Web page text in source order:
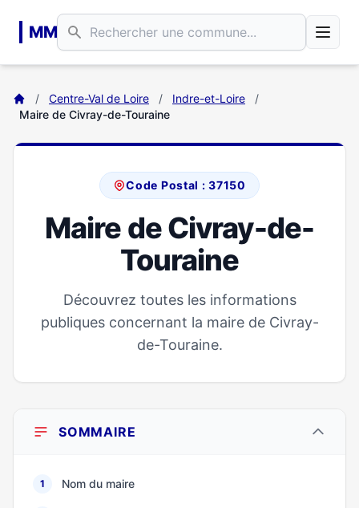
MM
/ Centre-Val de Loire / Indre-et-Loire
/
Maire de Civray-de-Touraine
Code Postal : 37150
Maire de Civray-de-
Touraine
Découvrez toutes les informations
publiques concernant la maire de Civray-
de-Touraine.
SOMMAIRE
1 Nom du maire